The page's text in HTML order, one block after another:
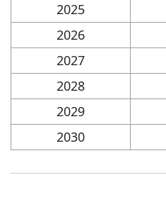
2025
2026
2027
2028
2029
2030